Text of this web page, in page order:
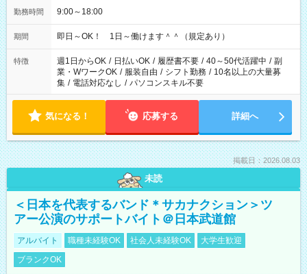
勤務時間 9:00～18:00
期間 即日～OK！ 1日～働けます＾＾（規定あり）
特徴 週1日からOK / 日払いOK / 履歴書不要 / 40～50代活躍中 / 副
業・WワークOK / 服装自由 / シフト勤務 / 10名以上の大量募
集 / 電話対応なし / パソコンスキル不要
気になる！ 応募する 詳細へ
掲載日：2026.08.03
未読
＜日本を代表するバンド＊サカナクション＞ツ
アー公演のサポートバイト＠日本武道館
アルバイト 職種未経験OK 社会人未経験OK
大学生歓迎
ブランクOK